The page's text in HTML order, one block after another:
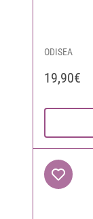
ODISEA
19,90€